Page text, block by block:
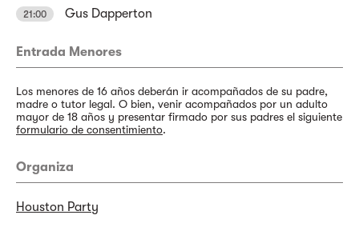
21:00 Gus Dapperton
Entrada Menores
Los menores de 16 años deberán ir acompañados de su padre,
madre o tutor legal. O bien, venir acompañados por un adulto
mayor de 18 años y presentar firmado por sus padres el siguiente
formulario de consentimiento.
Organiza
Houston Party